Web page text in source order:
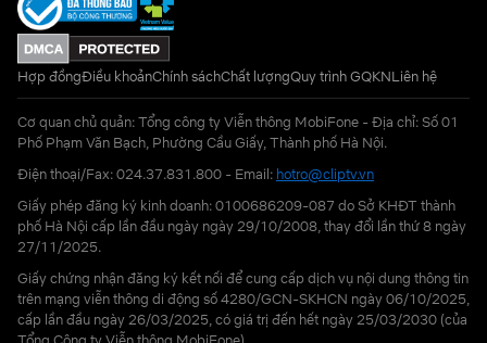
Hợp đồngĐiều khoảnChính sáchChất lượngQuy trình GQKNLiên hệ
Cơ quan chủ quản: Tổng công ty Viễn thông MobiFone - Địa chỉ: Số 01
Phố Phạm Văn Bạch, Phường Cầu Giấy, Thành phố Hà Nội.
Điện thoại/Fax: 024.37.831.800 - Email: hotro@cliptv.vn
Giấy phép đăng ký kinh doanh: 0100686209-087 do Sở KHĐT thành
phố Hà Nội cấp lần đầu ngày ngày 29/10/2008, thay đổi lần thứ 8 ngày
27/11/2025.
Giấy chứng nhận đăng ký kết nối để cung cấp dịch vụ nội dung thông tin
trên mạng viễn thông di động số 4280/GCN-SKHCN ngày 06/10/2025,
cấp lần đầu ngày 26/03/2025, có giá trị đến hết ngày 25/03/2030 (của